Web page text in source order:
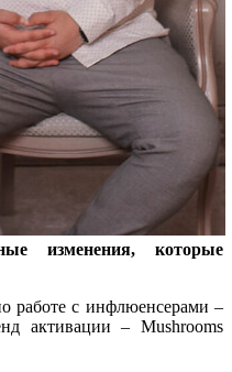
изменения, которые
работе с инфлюенсерами –
активации – Mushrooms